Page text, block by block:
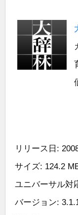
リリース日:
サイズ: 124.2
ユニバーサル対
バージョン: